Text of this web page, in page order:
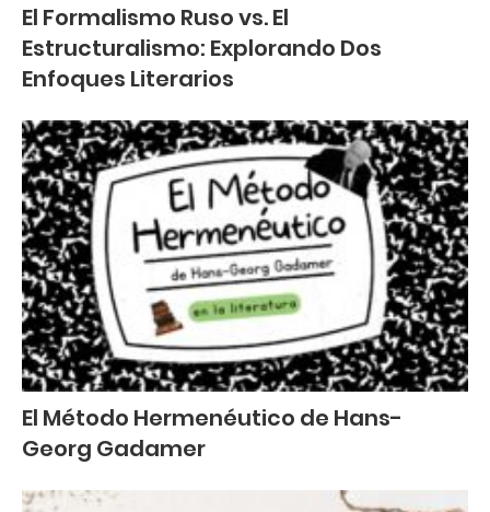
El Formalismo Ruso vs. El
Estructuralismo: Explorando Dos
Enfoques Literarios
El Método Hermenéutico de Hans-
Georg Gadamer